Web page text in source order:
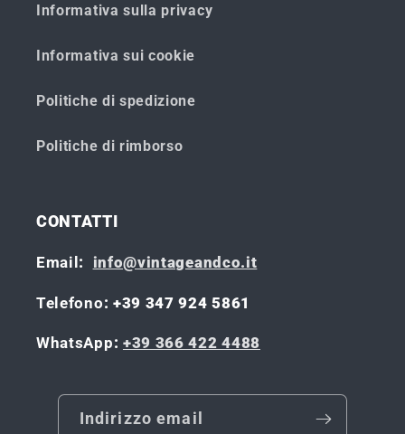
Informativa sulla privacy
Informativa sui cookie
Politiche di spedizione
Politiche di rimborso
CONTATTI
Email: info@vintageandco.it
Telefono: +39 347 924 5861
WhatsApp: +39 366 422 4488
Indirizzo email